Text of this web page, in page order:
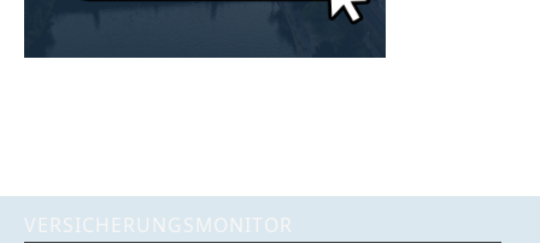
VERSICHERUNGSMONITOR